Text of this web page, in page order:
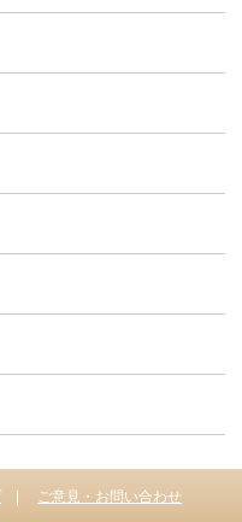
ご意見・お問い合わせ